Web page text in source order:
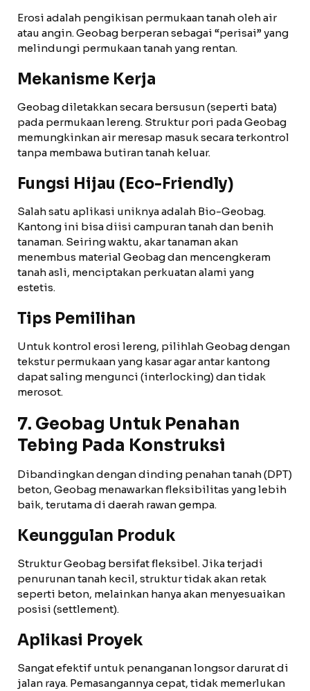
Erosi adalah pengikisan permukaan tanah oleh air
atau angin. Geobag berperan sebagai “perisai” yang
melindungi permukaan tanah yang rentan.
Mekanisme Kerja
Geobag diletakkan secara bersusun (seperti bata)
pada permukaan lereng. Struktur pori pada Geobag
memungkinkan air meresap masuk secara terkontrol
tanpa membawa butiran tanah keluar.
Fungsi Hijau (Eco-Friendly)
Salah satu aplikasi uniknya adalah Bio-Geobag.
Kantong ini bisa diisi campuran tanah dan benih
tanaman. Seiring waktu, akar tanaman akan
menembus material Geobag dan mencengkeram
tanah asli, menciptakan perkuatan alami yang
estetis.
Tips Pemilihan
Untuk kontrol erosi lereng, pilihlah Geobag dengan
tekstur permukaan yang kasar agar antar kantong
dapat saling mengunci (interlocking) dan tidak
merosot.
7. Geobag Untuk Penahan
Tebing Pada Konstruksi
Dibandingkan dengan dinding penahan tanah (DPT)
beton, Geobag menawarkan fleksibilitas yang lebih
baik, terutama di daerah rawan gempa.
Keunggulan Produk
Struktur Geobag bersifat fleksibel. Jika terjadi
penurunan tanah kecil, struktur tidak akan retak
seperti beton, melainkan hanya akan menyesuaikan
posisi (settlement).
Aplikasi Proyek
Sangat efektif untuk penanganan longsor darurat di
jalan raya. Pemasangannya cepat, tidak memerlukan